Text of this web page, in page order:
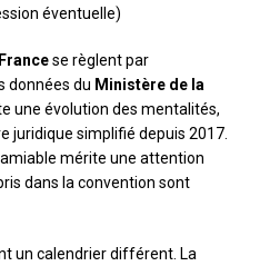
éventuelle)
se règlent par
données du Ministère de la
une évolution des mentalités,
juridique simplifié depuis 2017.
mérite une attention
dans la convention sont
un calendrier différent. La